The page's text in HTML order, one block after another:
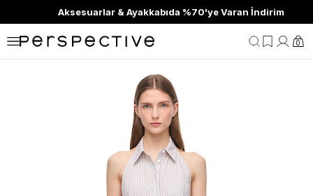
Aksesuarlar & Ayakkabıda %70'ye Varan İndirim
0